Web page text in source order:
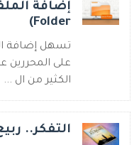
Folder)
على
الكثير من ال ...
التفكر..